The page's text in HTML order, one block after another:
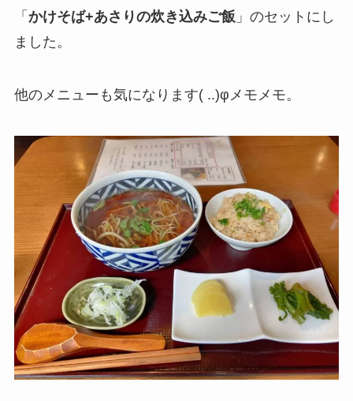
「 かけそば+あさりの炊き込みご飯 」のセットにし
ました。
他のメニューも気になります( ..)φメモメモ。